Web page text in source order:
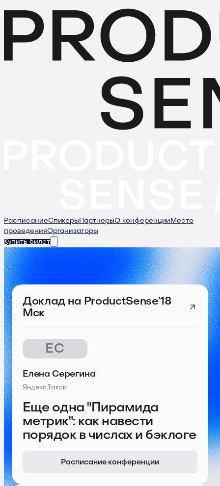
РасписаниеСпикеры ПартнерыО конференции Место
проведенияОрганизаторы
Купить билет
Доклад на ProductSense’18
Мск
ЕС
Еще одна "Пирамида
метрик": как навести
порядок в числах и бэклоге
Елена Серегина
Яндекс.Такси
Расписание конференции